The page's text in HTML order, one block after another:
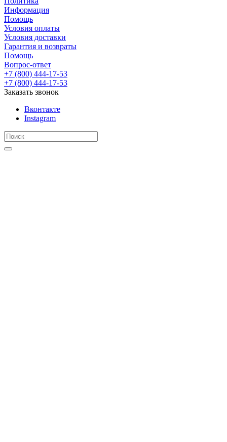
Информация
Помощь
Условия оплаты
Условия доставки
Гарантия и возвраты
Помощь
Вопрос-ответ
+7 (800) 444-17-53
+7 (800) 444-17-53
Заказать звонок
Вконтакте
Instagram